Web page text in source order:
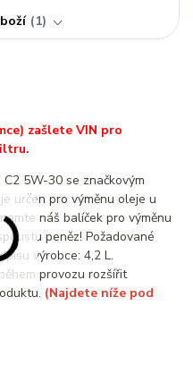
1
zašlete VIN pro
5W-30 se značkovým
určen pro výměnu oleje u
náš balíček pro výměnu
peněz! Požadované
výrobce: 4,2 L.
provozu rozšířit
(Najdete níže pod